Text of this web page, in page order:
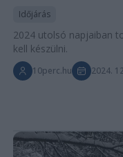
Időjárás
2024 utolsó napjaiban
kell készülni.
10perc.hu 2024.